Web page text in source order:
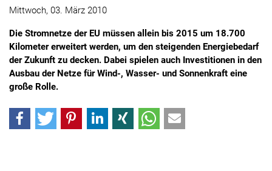
Mittwoch, 03. März 2010
Die Stromnetze der EU müssen allein bis 2015 um 18.700
Kilometer erweitert werden, um den steigenden Energiebedarf
der Zukunft zu decken. Dabei spielen auch Investitionen in den
Ausbau der Netze für Wind-, Wasser- und Sonnenkraft eine
große Rolle.